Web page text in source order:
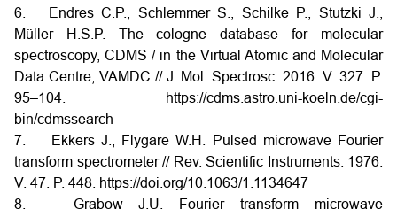
6. Endres C.P., Schlemmer S., Schilke P., Stutzki J.,
Müller H.S.P. The cologne database for molecular
spectroscopy, CDMS / in the Virtual Atomic and Molecular
Data Centre, VAMDC // J. Mol. Spectrosc. 2016. V. 327. P.
95–104. https://cdms.astro.uni-koeln.de/cgi-
bin/cdmssearch
7. Ekkers J., Flygare W.H. Pulsed microwave Fourier
transform spectrometer // Rev. Scientific Instruments. 1976.
V. 47. P. 448. https://doi.org/10.1063/1.1134647
8. Grabow J.U. Fourier transform microwave